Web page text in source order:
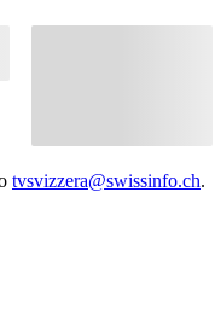
tvsvizzera@swissinfo.ch.